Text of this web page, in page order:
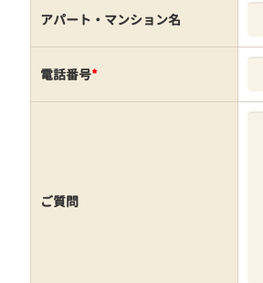
アパート・マンション名
電話番号*
ご質問